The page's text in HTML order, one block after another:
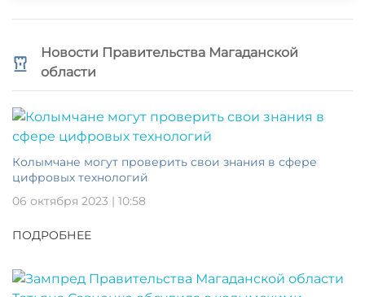
Новости Правительства Магаданской
области
Колымчане могут проверить свои знания в сфере
цифровых технологий
06 октября 2023 | 10:58
ПОДРОБНЕЕ